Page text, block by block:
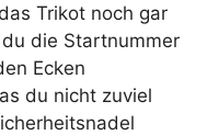
Trikot noch gar
die Startnummer
Ecken
du nicht zuviel